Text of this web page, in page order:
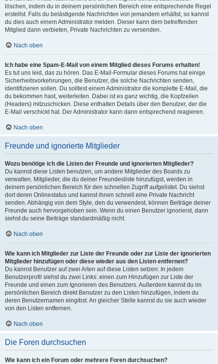
löschen, indem du in deinem persönlichen Bereich eine entsprechende Regel
erstellst. Falls du belästigende Nachrichten von jemandem erhältst, so kannst
du dies auch einem Administrator melden. Dieser kann dem betreffenden
Mitglied dann verbieten, Private Nachrichten zu versenden.
Nach oben
Ich habe eine Spam-E-Mail von einem Mitglied dieses Forums erhalten!
Es tut uns leid, das zu hören. Das E-Mail-Formular dieses Forums hat einige
Sicherheitsvorkehrungen, die Benutzer, die solche Nachrichten senden,
identifizieren sollen. Du solltest einem Administrator die komplette E-Mail, die
du bekommen hast, weiterleiten. Dabei ist es ganz wichtig, die Kopfzeilen
(Headers) mitzuschicken. Diese enthalten Details über den Benutzer, der die
E-Mail verschickt hat. Der Administrator kann dann entsprechend reagieren.
Nach oben
Freunde und ignorierte Mitglieder
Wozu benötige ich die Listen der Freunde und ignorierten Mitglieder?
Du kannst diese Listen benutzen, um andere Mitglieder des Boards zu
verwalten. Mitglieder, die du deiner Freundesliste hinzufügst, werden in
deinem persönlichen Bereich für den schnellen Zugriff aufgelistet. Du siehst
dort deren Onlinestatus und kannst ihnen schnell eine Private Nachricht
senden. Abhängig von dem Style, den du verwendest, können Beiträge deiner
Freunde auch hervorgehoben sein. Wenn du einen Benutzer ignorierst, dann
siehst du seine Beiträge standardmäßig nicht.
Nach oben
Wie kann ich Mitglieder zur Liste der Freunde oder zur Liste der ignorierten
Mitglieder hinzufügen oder diese wieder aus den Listen entfernen?
Du kannst Benutzer auf zwei Arten auf diese Listen setzen: In jedem
Benutzerprofil siehst du zwei Links: einen zum Hinzufügen zur Liste der
Freunde und einen zum Ignorieren des Benutzers. Außerdem kannst du im
persönlichen Bereich direkt Benutzer zu den Listen hinzufügen, indem du
deren Benutzernamen eingibst. An gleicher Stelle kannst du sie auch wieder
von den Listen entfernen.
Nach oben
Die Foren durchsuchen
Wie kann ich ein Forum oder mehrere Foren durchsuchen?